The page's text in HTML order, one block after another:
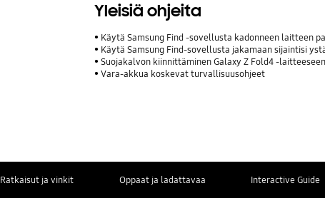
Yleisiä ohjeita
Käytä Samsung Find -sovellusta kadonneen laitteen
Käytä Samsung Find-sovellusta jakamaan sijaintisi
Suojakalvon kiinnittäminen Galaxy Z Fold4 -laitteeseen
Vara-akkua koskevat turvallisuusohjeet
Ratkaisut ja vinkit Oppaat ja ladattavaa Interactive Guide